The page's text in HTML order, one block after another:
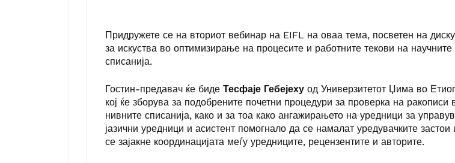
Придружете се на вториот вебинар на EIFL на оваа тема, посветен на
за искуства во оптимизирање на процесите и работните текови на научните
списанија.
Гостин-предавач ќе биде Тесфаје Гебејеху од Универзитетот Џима во
кој ќе зборува за подобрените почетни процедури за проверка на ракописи
нивните списанија, како и за тоа како ангажирањето на уредници за
јазични уредници и асистент помогнало да се намалат уредувачките застои
се зајакне координацијата меѓу уредниците, рецензентите и авторите.